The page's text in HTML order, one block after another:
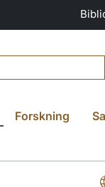
Forskning